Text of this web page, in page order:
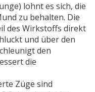
lohnt es sich, die
zu behalten. Die
des Wirkstoffs direkt
und über den
den
die
Züge sind